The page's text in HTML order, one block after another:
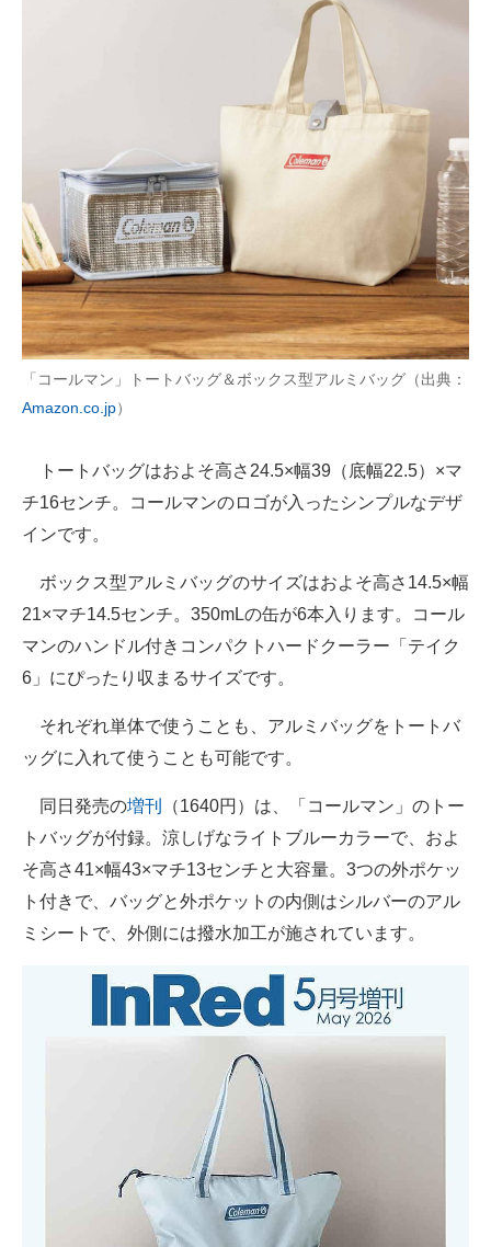
「コールマン」トートバッグ＆ボックス型アルミバッグ（出典：
Amazon.co.jp）
トートバッグはおよそ高さ24.5×幅39（底幅22.5）×マ
チ16センチ。コールマンのロゴが入ったシンプルなデザ
インです。
ボックス型アルミバッグのサイズはおよそ高さ14.5×幅
21×マチ14.5センチ。350mLの缶が6本入ります。コール
マンのハンドル付きコンパクトハードクーラー「テイク
6」にぴったり収まるサイズです。
それぞれ単体で使うことも、アルミバッグをトートバ
ッグに入れて使うことも可能です。
同日発売の増刊
（1640円）は、「コールマン」のトー
トバッグが付録。涼しげなライトブルーカラーで、およ
そ高さ41×幅43×マチ13センチと大容量。3つの外ポケッ
ト付きで、バッグと外ポケットの内側はシルバーのアル
ミシートで、外側には撥水加工が施されています。